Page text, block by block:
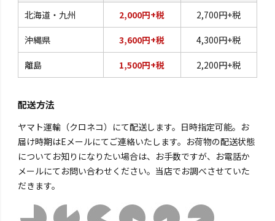
北海道・九州 2,000円+税 2,700円+税
沖縄県 3,600円+税 4,300円+税
離島 1,500円+税 2,200円+税
配送方法
ヤマト運輸（クロネコ）にて配送します。日時指定可能。お
届け時期はEメールにてご連絡いたします。お荷物の配送状態
についてお知りになりたい場合は、お手数ですが、お電話か
メールにてお問い合わせください。当店でお調べさせていた
だきます。